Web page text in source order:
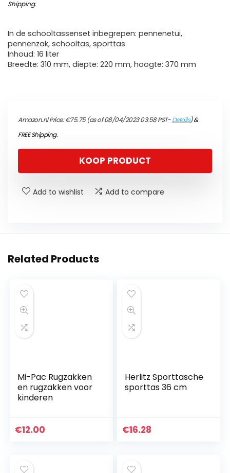
Shipping.
In de schooltassenset inbegrepen: pennenetui,
pennenzak, schooltas, sporttas
Inhoud: 16 liter
Breedte: 310 mm, diepte: 220 mm, hoogte: 370 mm
Amazon.nl Price:€75.75(as of 08/04/2023 03:58 PST-Details)&
FREE Shipping.
KOOP PRODUCT
Add to wishlist Add to compare
Related Products
Mi-Pac Rugzakken
en rugzakken voor
kinderen
€12.00
Herlitz Sporttasche
sporttas 36 cm
€16.28